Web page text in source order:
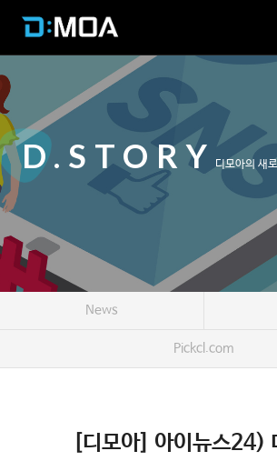
D.STORY 디모아의 새
News
Pickcl.com
[디모아] 아이뉴스24)